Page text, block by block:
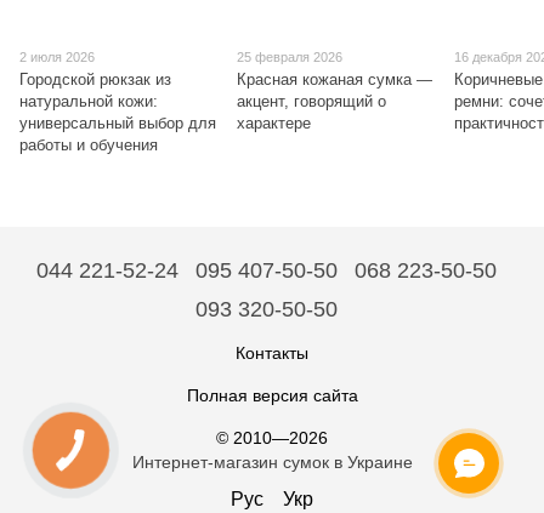
2 июля 2026
Городской рюкзак из
натуральной кожи:
универсальный выбор для
работы и обучения
25 февраля 2026
Красная кожаная сумка —
акцент, говорящий о
характере
16 декабря
ремни:
044 221-52-24 095 407-50-50
068 223-50-50
093 320-50-50
Контакты
Полная версия сайта
© 2010—2026
Интернет-магазин сумок в Украине
Рус Укр